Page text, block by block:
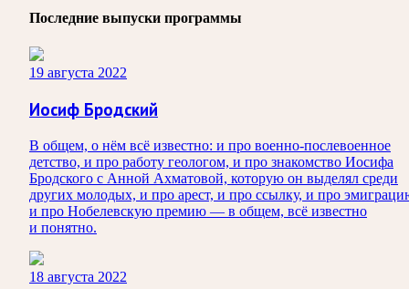
Последние выпуски программы
19 августа 2022
Иосиф Бродский
В общем, о нём всё известно: и про военно-послевоенное
детство, и про работу геологом, и про знакомство Иосифа
Бродского с Анной Ахматовой, которую он выделял среди
других молодых, и про арест, и про ссылку, и про
и про Нобелевскую премию — в общем, всё известно
и понятно.
18 августа 2022